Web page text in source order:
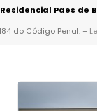
Paes de
do Código Penal. –